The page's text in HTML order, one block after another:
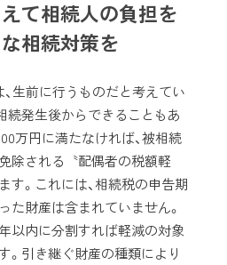
て相続人の負担を
相続対策を
生前に行うものだと考えてい
続発生後からできることもあ
万円に満たなければ、被相続
除される〝配偶者の税額軽
す。これには、相続税の申告期
た財産は含まれていません。
以内に分割すれば軽減の対象
。引き継ぐ財産の種類により